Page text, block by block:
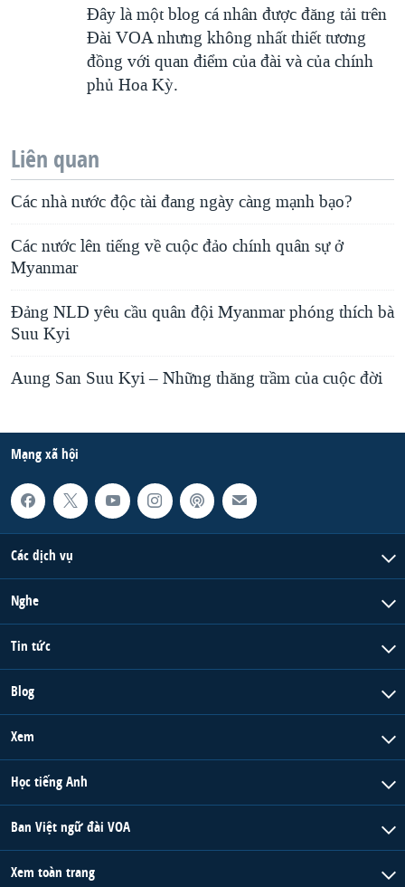
Đây là một blog cá nhân được đăng tải trên
Đài VOA nhưng không nhất thiết tương
đồng với quan điểm của đài và của chính
phủ Hoa Kỳ.
Liên quan
Các nhà nước độc tài đang ngày càng mạnh bạo?
Các nước lên tiếng về cuộc đảo chính quân sự ở
Myanmar
Đảng NLD yêu cầu quân đội Myanmar phóng thích bà
Suu Kyi
Aung San Suu Kyi – Những thăng trầm của cuộc đời
Mạng xã hội
Các dịch vụ
Nghe
Tin tức
Blog
Xem
Học tiếng Anh
Ban Việt ngữ đài VOA
Xem toàn trang